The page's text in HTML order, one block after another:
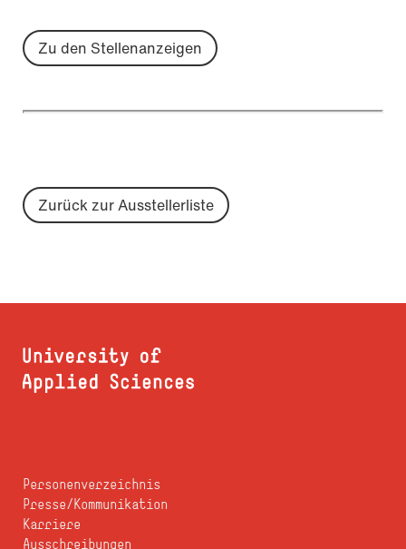
Zu den Stellenanzeigen
Zurück zur Ausstellerliste
Personenverzeichnis
Presse/Kommunikation
Karriere
Ausschreibungen